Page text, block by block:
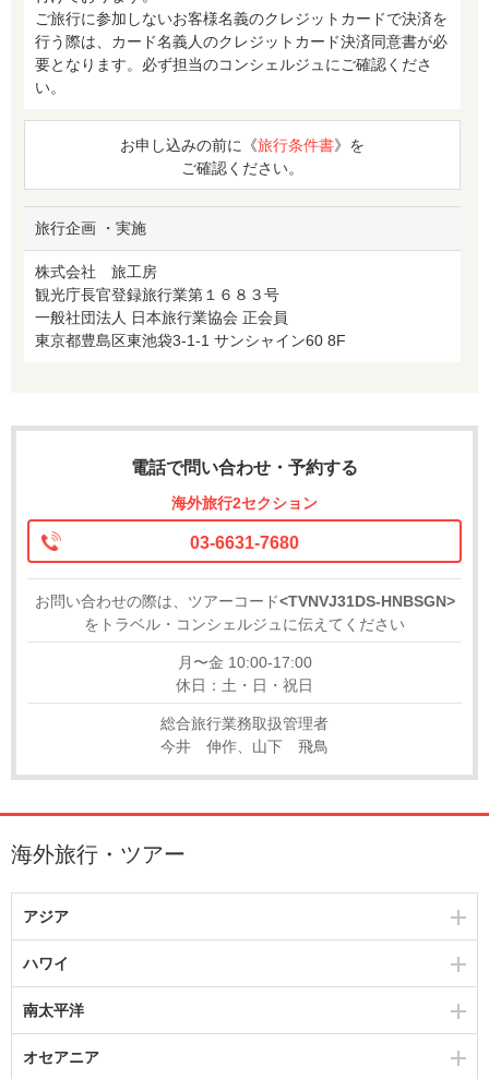
ご旅行に参加しないお客様名義のクレジットカードで決済を
行う際は、カード名義人のクレジットカード決済同意書が必
要となります。必ず担当のコンシェルジュにご確認くださ
い。
お申し込みの前に《旅行条件書》を
ご確認ください。
旅行企画 ・実施
株式会社 旅工房
観光庁長官登録旅行業第１６８３号
一般社団法人 日本旅行業協会 正会員
東京都豊島区東池袋3-1-1 サンシャイン60 8F
電話で問い合わせ・予約する
海外旅行2セクション
03-6631-7680
お問い合わせの際は、ツアーコード<TVNVJ31DS-HNBSGN>
をトラベル・コンシェルジュに伝えてください
月〜金 10:00-17:00
休日：土・日・祝日
総合旅行業務取扱管理者
今井 伸作、山下 飛鳥
海外旅行・ツアー
アジア
ハワイ
南太平洋
オセアニア